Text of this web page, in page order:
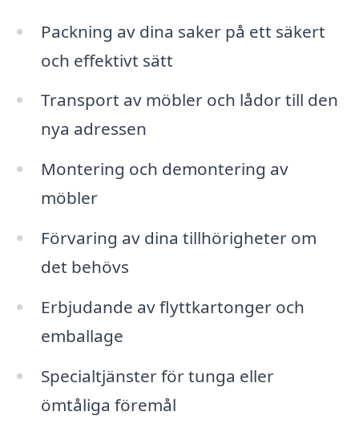
Packning av dina saker på ett säkert
och effektivt sätt
Transport av möbler och lådor till den
nya adressen
Montering och demontering av
möbler
Förvaring av dina tillhörigheter om
det behövs
Erbjudande av flyttkartonger och
emballage
Specialtjänster för tunga eller
ömtåliga föremål